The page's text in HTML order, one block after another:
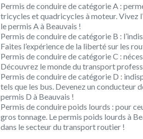
Permis de conduire de catégorie A :
tricycles et quadricycles à moteur. Vivez
le permis A à Beauvais !
Permis de conduire de catégorie B :
Faites l’expérience de la liberté sur les
Permis de conduire de catégorie C :
Découvrez le monde du transport
Permis de conduire de catégorie D :
tels que les bus. Devenez un conducteur
permis D à Beauvais !
Permis de conduire poids lourds : pour
gros tonnage. Le permis poids lourds à
dans le secteur du transport routier !